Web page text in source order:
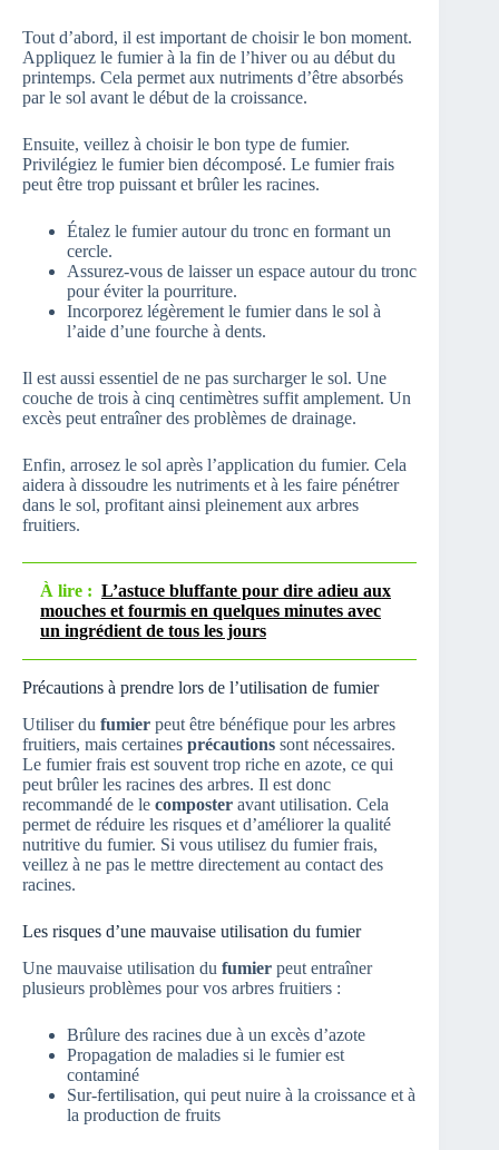
Tout d’abord, il est important de choisir le bon moment.
Appliquez le fumier à la fin de l’hiver ou au début du
printemps. Cela permet aux nutriments d’être absorbés
par le sol avant le début de la croissance.
Ensuite, veillez à choisir le bon type de fumier.
Privilégiez le fumier bien décomposé. Le fumier frais
peut être trop puissant et brûler les racines.
Étalez le fumier autour du tronc en formant un
cercle.
Assurez-vous de laisser un espace autour du tronc
pour éviter la pourriture.
Incorporez légèrement le fumier dans le sol à
l’aide d’une fourche à dents.
Il est aussi essentiel de ne pas surcharger le sol. Une
couche de trois à cinq centimètres suffit amplement. Un
excès peut entraîner des problèmes de drainage.
Enfin, arrosez le sol après l’application du fumier. Cela
aidera à dissoudre les nutriments et à les faire pénétrer
dans le sol, profitant ainsi pleinement aux arbres
fruitiers.
À lire : L’astuce bluffante pour dire adieu aux
mouches et fourmis en quelques minutes avec
un ingrédient de tous les jours
Précautions à prendre lors de l’utilisation de fumier
Utiliser du fumier peut être bénéfique pour les arbres
fruitiers, mais certaines précautions sont nécessaires.
Le fumier frais est souvent trop riche en azote, ce qui
peut brûler les racines des arbres. Il est donc
recommandé de le composter avant utilisation. Cela
permet de réduire les risques et d’améliorer la qualité
nutritive du fumier. Si vous utilisez du fumier frais,
veillez à ne pas le mettre directement au contact des
racines.
Les risques d’une mauvaise utilisation du fumier
Une mauvaise utilisation du fumier peut entraîner
plusieurs problèmes pour vos arbres fruitiers :
Brûlure des racines due à un excès d’azote
Propagation de maladies si le fumier est
contaminé
Sur-fertilisation, qui peut nuire à la croissance et à
la production de fruits